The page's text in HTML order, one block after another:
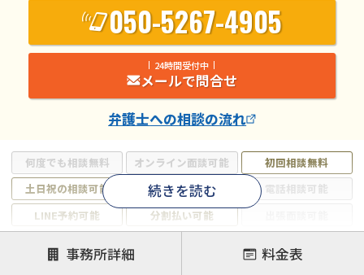
何度でも相談無料 オンライン面談可能
初回相談無料
土日祝の相談可能
19時以降電話可能
電話相談可能
LINE予約可能
分割払い可能
続きを読む
050-5267-4905
24時間受付中
メールで問合せ
弁護士への相談の流れ
事務所詳細 料金表